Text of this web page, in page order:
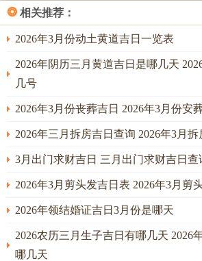
❂ 相关推荐：
2026年3月份动土黄道吉日一览表
2026年阴历三月黄道吉日是哪几天
几号
2026年3月份丧葬吉日 2026年3月份安
2026年三月拆房吉日查询 2026年3月拆
3月出门求财吉日 三月出门求财吉日查
2026年3月剪头发吉日表 2026年3月剪
2026年领结婚证吉日3月份是哪天
2026农历三月生子吉日有哪几天 2026
哪几天